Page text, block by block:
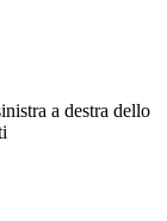
a destra dello